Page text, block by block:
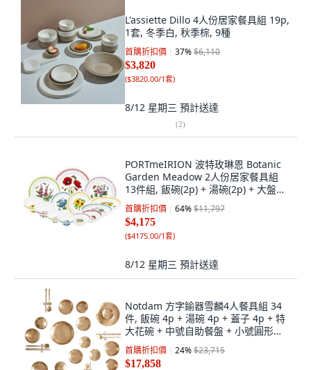
L'assiette Dillo 4人份居家餐具組 19p,
1套, 冬季白, 秋季棕, 9種
首購折扣價 37%$6,110
$3,820
($3820.00/1套)
8/12 星期三 預計送達
(2)
PORTmeIRION 波特玫琳恩 Botanic
Garden Meadow 2人份居家餐具組
13件組, 飯碗(2p) + 湯碗(2p) + 大盤
(1p) + 中盤(2p) + 小盤(2p) + 新碗(4p),
1套, 隨機出貨
首購折扣價 64%$11,797
$4,175
($4175.00/1套)
8/12 星期三 預計送達
Notdam 方字鍮器雪麟4人餐具組 34
件, 飯碗 4p + 湯碗 4p + 蓋子 4p + 特
大花碗 + 中號自助餐盤 + 小號圓形小
菜碟 + 中 2p + 大 + 湯匙 4p + 筷子 4
雙 + 筷架 4p, 單一顏色
首購折扣價 24%$23,715
$17,858